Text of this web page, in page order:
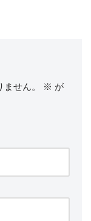
せん。 ※ が